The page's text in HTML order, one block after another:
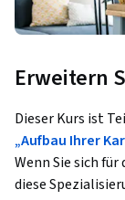
Erweitern
Dieser Kurs ist
„Aufbau Ihrer
Wenn Sie sich
diese